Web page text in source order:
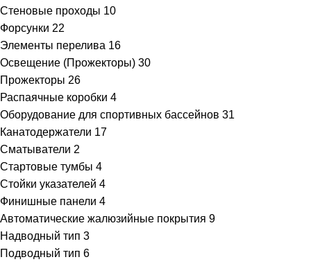
Стеновые проходы 10
Форсунки 22
Элементы перелива 16
Освещение (Прожекторы) 30
Прожекторы 26
Распаячные коробки 4
Оборудование для спортивных бассейнов 31
Канатодержатели 17
Сматыватели 2
Стартовые тумбы 4
Стойки указателей 4
Финишные панели 4
Автоматические жалюзийные покрытия 9
Надводный тип 3
Подводный тип 6